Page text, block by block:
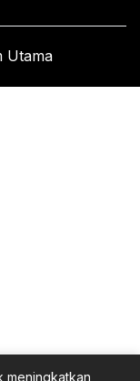
Utama
meningkatkan